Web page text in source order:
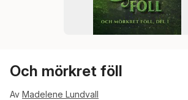
Och mörkret föll
Av Madelene Lundvall